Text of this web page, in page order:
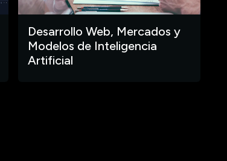
Desarrollo Web, Mercados y
Modelos de Inteligencia
Artificial